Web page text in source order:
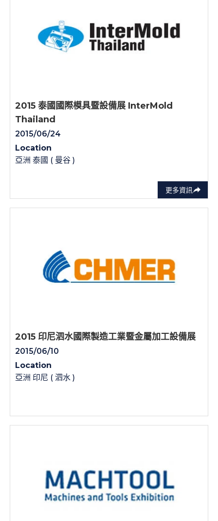
更多資訊
2015 泰國國際模具暨設備展 InterMold
Thailand
2015/06/24
Location
亞洲 泰國 ( 曼谷 )
2015 印尼泗水國際製造工業暨金屬加工設備展
2015/06/10
Location
亞洲 印尼 ( 泗水 )